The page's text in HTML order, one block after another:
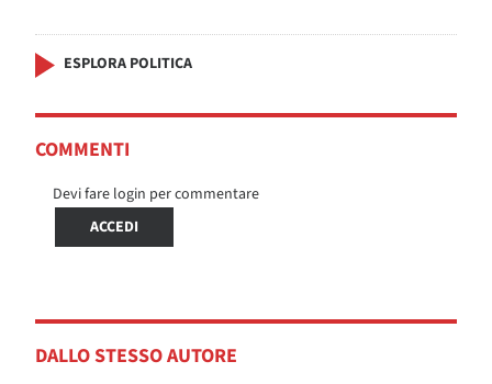
ESPLORA POLITICA
COMMENTI
Devi fare login per commentare
ACCEDI
DALLO STESSO AUTORE